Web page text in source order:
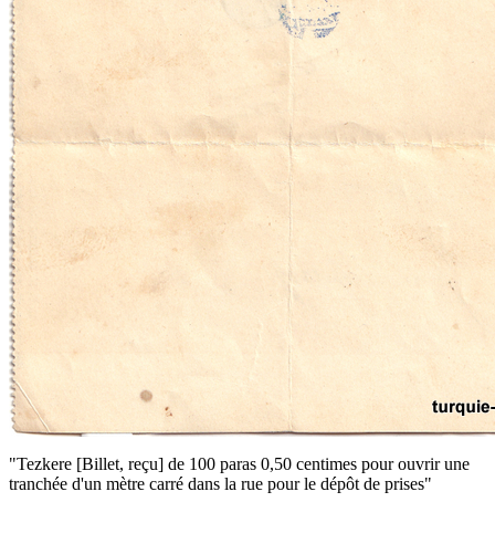
"Tezkere [Billet, reçu] de 100 paras 0,50 centimes pour ouvrir une
tranchée d'un mètre carré dans la rue pour le dépôt de prises"